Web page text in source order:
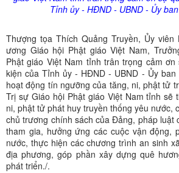
Tỉnh ủy- HĐND - UBND - Ủyban
Thượng tọa Thích Quảng Truyền, Ủy viên
ương Giáo hội Phật giáo Việt Nam,
Phật giáo Việt Nam tỉnh trân trọng cảm
kiện của Tỉnh ủy - HĐND - UBND - Ủy
hoạt động tín ngưỡng của tăng, ni, phật tử
Trị sự Giáo hội Phật giáo Việt Nam tỉnh sẽ
ni, phật tử phát huy truyền thống yêu nước,
chủ trương chính sách của Đảng, pháp luật
tham gia, hưởng ứng các cuộc vận động,
nước, thực hiện các chương trình an sinh
địa phương, góp phần xây dựng quê
phát triển./.